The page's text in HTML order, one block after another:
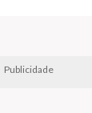
Publicidade